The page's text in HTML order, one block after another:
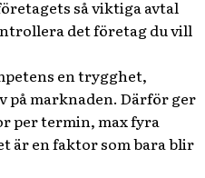
så viktiga avtal
det företag du vill
en trygghet,
marknaden. Därför ger
per termin, max fyra
är en faktor som bara blir